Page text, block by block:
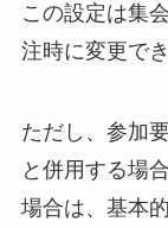
この設定は集
注時に変更で
ただし、参加
と併用する場
場合は、基本